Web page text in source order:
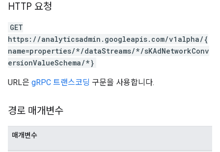
HTTP 요청
GET
https://analyticsadmin.googleapis.com/v1alpha/{
name=properties/*/dataStreams/*/sKAdNetworkConv
ersionValueSchema/*}
URL은 gRPC 트랜스코딩 구문을 사용합니다.
경로 매개변수
매개변수